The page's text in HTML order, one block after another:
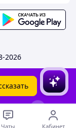
2026
Чаты Кабинет